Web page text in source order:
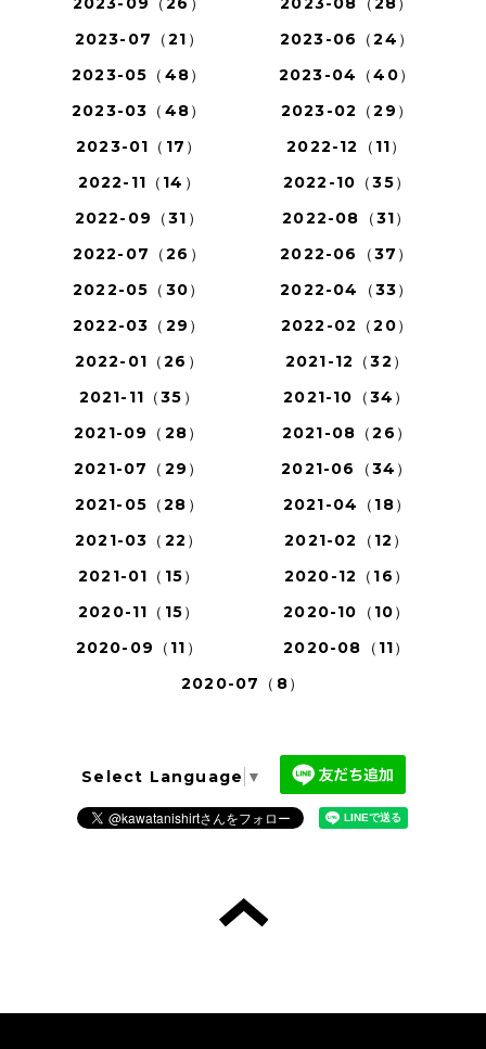
2023-07（21）
2023-06（24）
2023-05（48）
2023-04（40）
2023-03（48）
2023-02（29）
2023-01（17）
2022-12（11）
2022-11（14）
2022-10（35）
2022-09（31）
2022-08（31）
2022-07（26）
2022-06（37）
2022-05（30）
2022-04（33）
2022-03（29）
2022-02（20）
2022-01（26）
2021-12（32）
2021-11（35）
2021-10（34）
2021-09（28）
2021-08（26）
2021-07（29）
2021-06（34）
2021-05（28）
2021-04（18）
2021-03（22）
2021-02（12）
2021-01（15）
2020-12（16）
2020-11（15）
2020-10（10）
2020-09（11）
2020-08（11）
2020-07（8）
Select Language ▼